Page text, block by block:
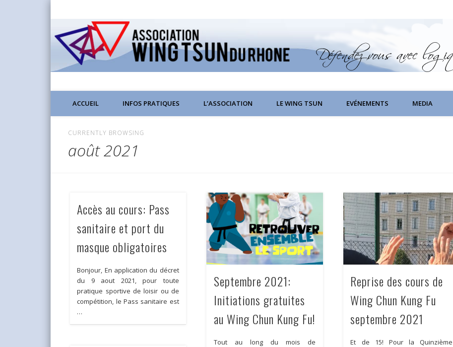
Wing Chun Kung Fu à Lyon
ACCUEIL INFOS PRATIQUES L’ASSOCIATION LE WING TSUN EVÉNEMENTS MEDIA
CURRENTLY BROWSING
août 2021
Accès au cours: Pass
sanitaire et port du
masque obligatoires
Bonjour, En application du décret
du 9 aout 2021, pour toute
pratique sportive de loisir ou de
compétition, le Pass sanitaire est
…
Septembre 2021:
Initiations gratuites
au Wing Chun Kung Fu!
Tout au long du mois de
Reprise des cours de
Wing Chun Kung Fu
septembre 2021
Et de 15! Pour la Quinzième